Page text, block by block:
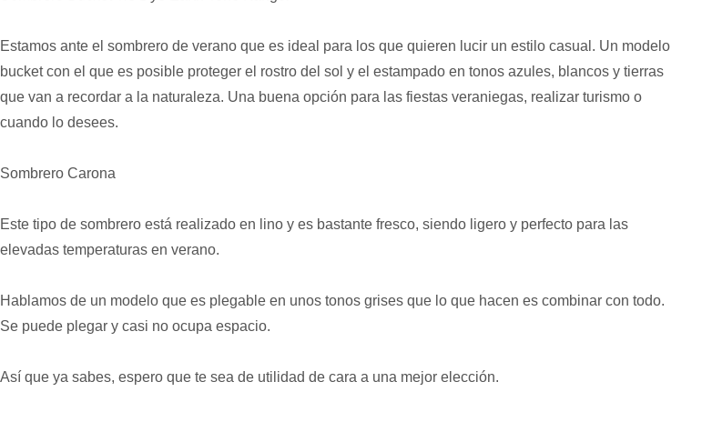
Estamos ante el sombrero de verano que es ideal para los que quieren lucir un estilo casual. Un modelo
bucket con el que es posible proteger el rostro del sol y el estampado en tonos azules, blancos y tierras
que van a recordar a la naturaleza. Una buena opción para las fiestas veraniegas, realizar turismo o
cuando lo desees.
Sombrero Carona
Este tipo de sombrero está realizado en lino y es bastante fresco, siendo ligero y perfecto para las
elevadas temperaturas en verano.
Hablamos de un modelo que es plegable en unos tonos grises que lo que hacen es combinar con todo.
Se puede plegar y casi no ocupa espacio.
Así que ya sabes, espero que te sea de utilidad de cara a una mejor elección.